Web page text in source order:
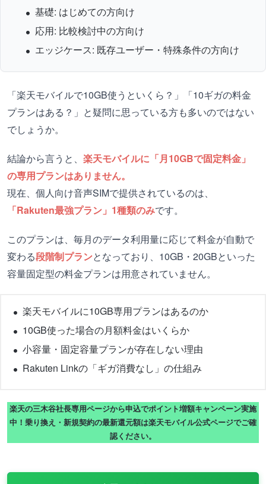
基礎: はじめての方向け
応用: 比較検討中の方向け
エッジケース: 既存ユーザー・特殊条件の方向け
「楽天モバイルで10GB使うといくら？」「10ギガの料金
プランはある？」と疑問に思っている方も多いのではない
でしょうか。
結論から言うと、 楽天モバイルに「月10GBで固定料金」
の専用プランはありません。
現在、個人向け音声SIMで提供されているのは、
「Rakuten最強プラン」1種類のみです。
このプランは、毎月のデータ利用量に応じて料金が自動で
変わる段階制プランとなっており、10GB・20GBといった
容量固定型の料金プランは用意されていません。
楽天モバイルに10GB専用プランはあるのか
10GB使った場合の月額料金はいくらか
小容量・固定容量プランが存在しない理由
Rakuten Linkの「ギガ消費なし」の仕組み
楽天の三木谷社長専用ページから申込でポイント増額キャンペーン実施
中！乗り換え・新規契約の最新還元額は楽天モバイル公式ページでご確
認ください。